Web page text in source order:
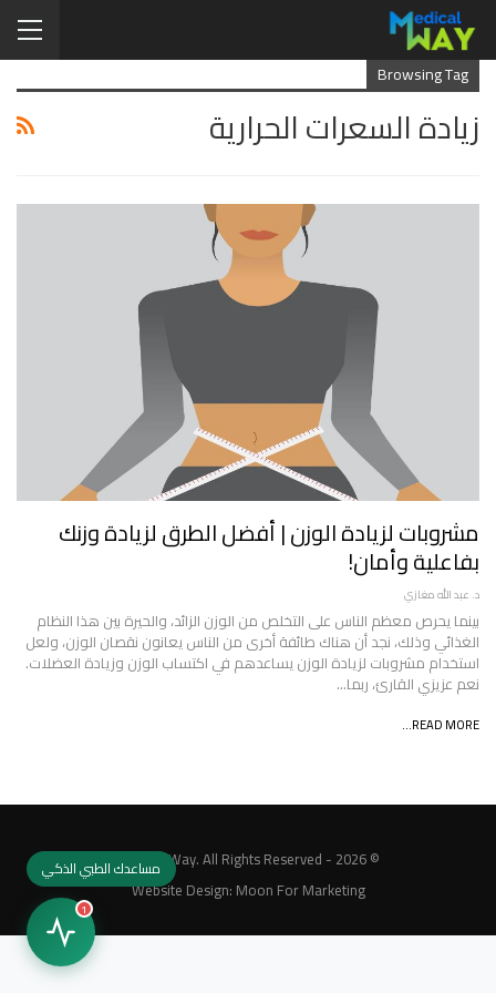
Browsing Tag
زيادة السعرات الحرارية
مشروبات لزيادة الوزن | أفضل الطرق لزيادة وزنك
بفاعلية وأمان!
د. عبد الله مغازي
بينما يحرص معظم الناس على التخلص من الوزن الزائد، والحيرة بين هذا النظام
الغذائي وذلك، نجد أن هناك طائفة أخرى من الناس يعانون نقصان الوزن، ولعل
استخدام مشروبات لزيادة الوزن يساعدهم في اكتساب الوزن وزيادة العضلات.
نعم عزيزي القارئ، ربما…
READ MORE...
© 2026 - MedicalWay. All Rights Reserved.
Website Design: Moon For Marketing
مساعدك الطبي الذكي
1